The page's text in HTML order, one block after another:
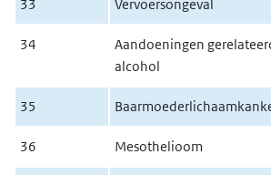
33 Vervoersongeval
34
Aandoeningen
alcohol
35
36 Mesothelioom